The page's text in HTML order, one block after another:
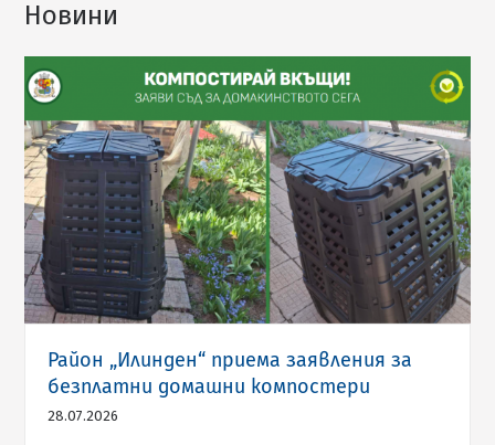
Новини
Район „Илинден“ приема заявления за
безплатни домашни компостери
28.07.2026